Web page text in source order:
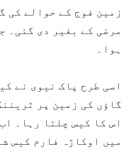
زمین فوج کے حوالے کی
مرضی کے بغیر دی گئی۔
ہوا۔
اسی طرح پاک نیوی نے
گاؤں کی زمین پر
اس کا کیس چلتا رہا۔
2003 میں اوکاڑہ فارم کیس